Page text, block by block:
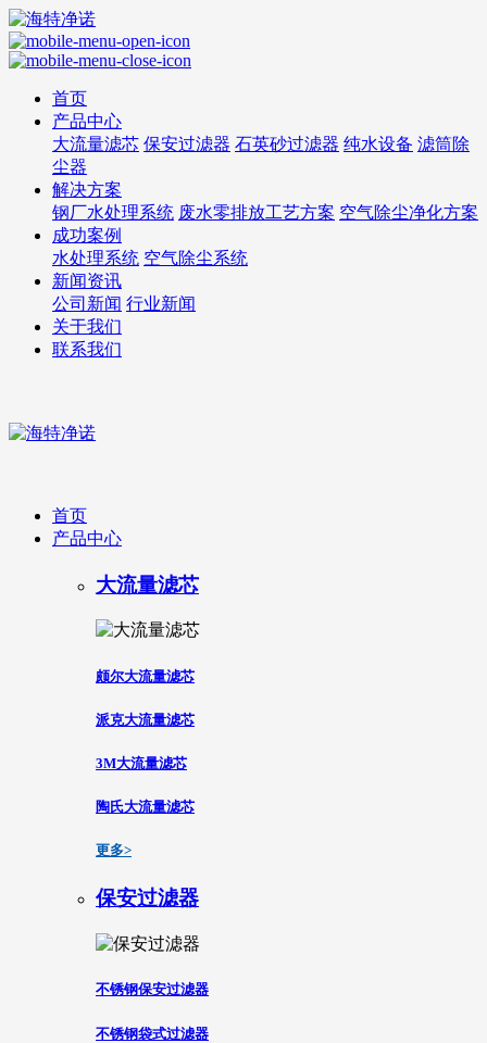
首页
产品中心
大流量滤芯 保安过滤器 石英砂过滤器 纯水设备 滤筒除
尘器
解决方案
钢厂水处理系统 废水零排放工艺方案 空气除尘净化方案
成功案例
水处理系统 空气除尘系统
新闻资讯
公司新闻 行业新闻
关于我们
联系我们
首页
产品中心
大流量滤芯
颇尔大流量滤芯
派克大流量滤芯
3M大流量滤芯
陶氏大流量滤芯
更多>
保安过滤器
不锈钢保安过滤器
不锈钢袋式过滤器